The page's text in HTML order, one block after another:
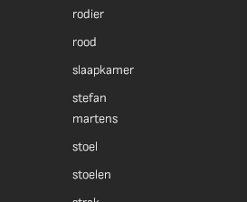
rodier
rood
slaapkamer
stefan
martens
stoel
stoelen